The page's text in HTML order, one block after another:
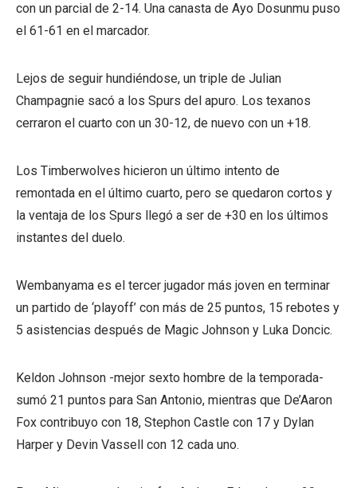
con un parcial de 2-14. Una canasta de Ayo Dosunmu puso
el 61-61 en el marcador.
Lejos de seguir hundiéndose, un triple de Julian
Champagnie sacó a los Spurs del apuro. Los texanos
cerraron el cuarto con un 30-12, de nuevo con un +18.
Los Timberwolves hicieron un último intento de
remontada en el último cuarto, pero se quedaron cortos y
la ventaja de los Spurs llegó a ser de +30 en los últimos
instantes del duelo.
Wembanyama es el tercer jugador más joven en terminar
un partido de ‘playoff’ con más de 25 puntos, 15 rebotes y
5 asistencias después de Magic Johnson y Luka Doncic.
Keldon Johnson -mejor sexto hombre de la temporada-
sumó 21 puntos para San Antonio, mientras que De’Aaron
Fox contribuyo con 18, Stephon Castle con 17 y Dylan
Harper y Devin Vassell con 12 cada uno.